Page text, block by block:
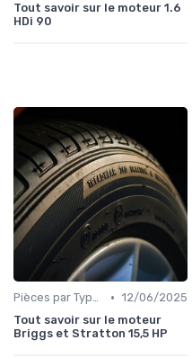
Tout savoir sur le moteur 1.6
HDi 90
Pièces par Type (Freins, Moteur, etc.) • 12/06/2025
Tout savoir sur le moteur
Briggs et Stratton 15,5 HP